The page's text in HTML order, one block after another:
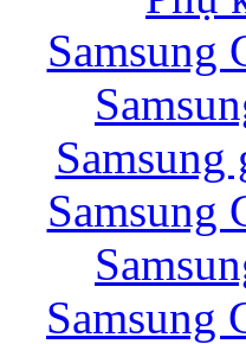
Bao da Samsung
Bao da Galaxy
Samsung
Samsung
Samsung